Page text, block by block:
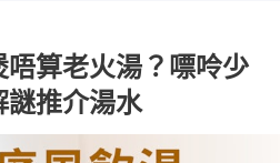
算老火湯？嘌呤少
謎推介湯水